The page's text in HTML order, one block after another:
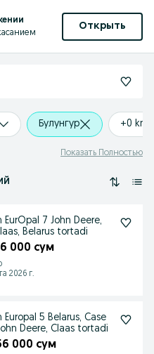
Открыть
Булунгур +0 km
Показать Полностью
EurOpal 7 John Deere,
Belarus tortadi
000 сум
2026 г.
Europal 5 Belarus, Case
Deere, Claas tortadi
000 сум